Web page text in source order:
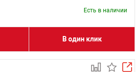
Есть в наличии
В один клик